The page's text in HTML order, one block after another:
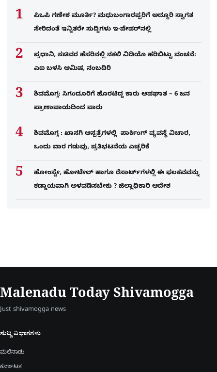
ಪಿಒಪಿ ಗಣೇಶ ಮೂರ್ತಿ? ಮಧುಬಂಗಾರಪ್ಪರಿಗೆ ಅದ್ದೂರಿ ಸ್ವಾಗತ
ಸೇರಿದಂತೆ ಇನ್ನಿತರೇ ಸುದ್ದಿಗಳು ಇ-ಪೇಪರ್​ನಲ್ಲಿ
ಪ್ರಧಾನಿ, ಸಚಿವರ ಹೆಸರಿನಲ್ಲಿ ನಕಲಿ ವಿಡಿಯೊ ಹರಿಬಿಟ್ಟು ವಂಚನೆ:
ಎಐ ಬಳಸಿ ಆಮಿಷ, ನಂಬದಿರಿ
ಶಿವಮೊಗ್ಗ: ಸಿಗಂದೂರಿಗೆ ಹೊರಟಿದ್ದ ಕಾರು ಅಪಘಾತ – 6 ಜನ
ಪ್ರಾಣಾಪಾಯದಿಂದ ಪಾರು
ಶಿವಮೊಗ್ಗ : ಖಾಸಗಿ ಆಸ್ಪತ್ರೆಗಳಲ್ಲಿ ಪಾರ್ಕಿಂಗ್​ ವ್ಯವಸ್ಥೆ ವಿಚಾರ,
ಒಂದು ವಾರ ಗಡುವು, ಪ್ರತಿಭಟನೆಯ ಎಚ್ಚರಿಕೆ
ಹೋಂಸ್ಟೇ, ಹೋಟೇಲ್ ಹಾಗೂ ರೆಸಾರ್ಟ್‌ಗಳಲ್ಲಿ ಈ ಫಲಕವವನ್ನು
ಕಡ್ಡಾಯವಾಗಿ ಅಳವಡಿಸಬೇಕು ? ಜಿಲ್ಲಾಧಿಕಾರಿ ಆದೇಶ
Malenadu Today Shivamogga
Just shivamogga news
ಸುದ್ದಿ ವಿಭಾಗಗಳು
ಮಲೆನಾಡು
ಕರ್ನಾಟಕ